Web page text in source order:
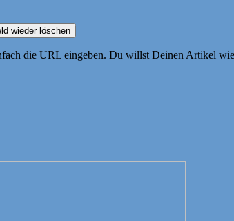
die URL eingeben. Du willst Deinen Artikel